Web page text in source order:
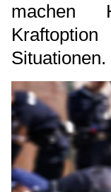
machen
Situationen.